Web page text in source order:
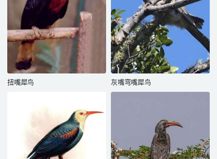
扭嘴犀鸟 灰嘴弯嘴犀鸟